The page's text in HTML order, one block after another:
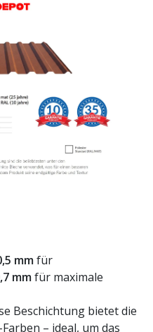
mmfür
mmfür maximale
Beschichtung bietet die
– ideal, um das